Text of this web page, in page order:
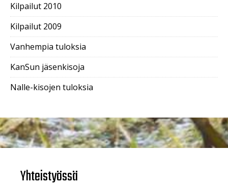
Kilpailut 2010
Kilpailut 2009
Vanhempia tuloksia
KanSun jäsenkisoja
Nalle-kisojen tuloksia
Yhteistyössä